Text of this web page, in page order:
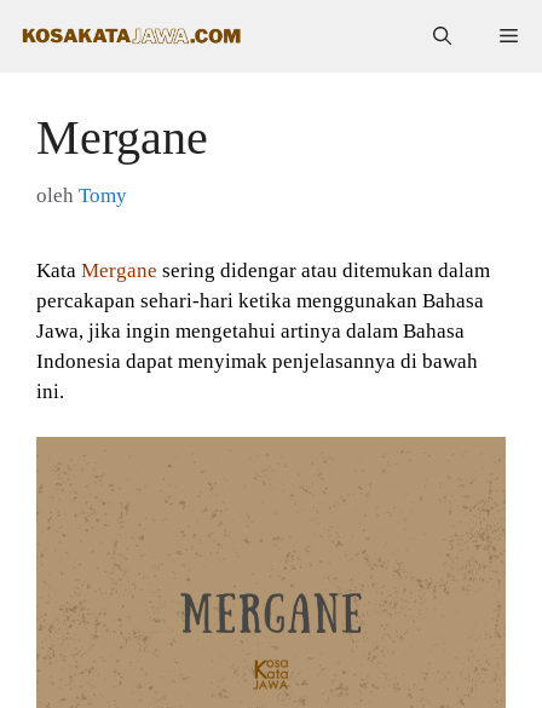
Mergane
oleh Tomy
Kata Mergane sering didengar atau ditemukan dalam
percakapan sehari-hari ketika menggunakan Bahasa
Jawa, jika ingin mengetahui artinya dalam Bahasa
Indonesia dapat menyimak penjelasannya di bawah
ini.